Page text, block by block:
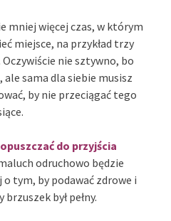
mniej więcej czas, w którym
miejsce, na przykład trzy
nie sztywno, bo
sama dla siebie musisz
by nie przeciągać tego
do przyjścia
odruchowo będzie
tym, by podawać zdrowe i
był pełny.